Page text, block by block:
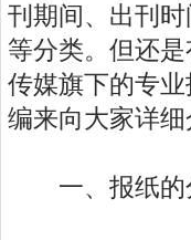
刊期间、出刊
等分类。但还
传媒旗下的专
编来向大家详细
一、报纸的